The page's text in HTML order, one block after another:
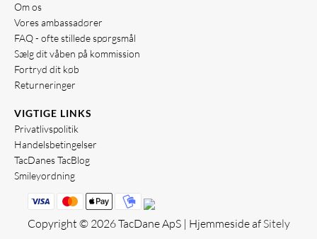
Om os
Vores ambassadører
FAQ - ofte stillede spørgsmål
Sælg dit våben på kommission
Fortryd dit køb
Returneringer
VIGTIGE LINKS
Privatlivspolitik
Handelsbetingelser
TacDanes TacBlog
Smileyordning
Copyright © 2026 TacDane ApS | Hjemmeside af Sitely